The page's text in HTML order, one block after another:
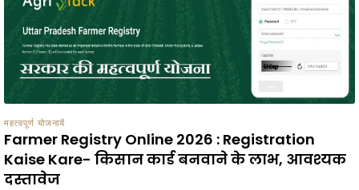
महत्वपूर्ण योजनायें
Farmer Registry Online 2026 : Registration
Kaise Kare- किसान कार्ड बनवाने के लाभ, आवश्यक
दस्तावेज